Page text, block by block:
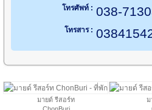
โทรศัพท์ : 038-
โทรสาร :
มายด์ รีสอร์ท
ม